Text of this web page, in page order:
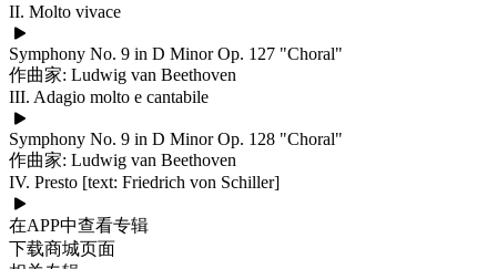
II. Molto vivace
Symphony No. 9 in D Minor Op. 127 "Choral"
作曲家: Ludwig van Beethoven
III. Adagio molto e cantabile
Symphony No. 9 in D Minor Op. 128 "Choral"
作曲家: Ludwig van Beethoven
IV. Presto [text: Friedrich von Schiller]
在APP中查看专辑
下载商城页面